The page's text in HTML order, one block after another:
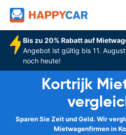
Bis zu 20% Rabatt auf
Angebot ist gültig bis 11.
noch heute!
Kortrijk
Sparen Sie Zeit und Geld. Wir
Mietwagenfirmen in